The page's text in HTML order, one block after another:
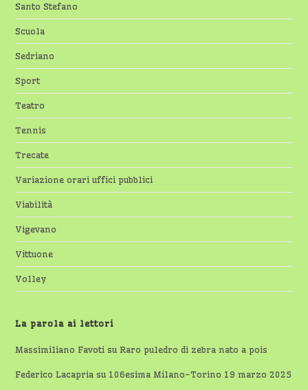
Santo Stefano
Scuola
Sedriano
Sport
Teatro
Tennis
Trecate
Variazione orari uffici pubblici
Viabilità
Vigevano
Vittuone
Volley
La parola ai lettori
Massimiliano Favoti suRaro puledro di zebra nato a pois
Federico Lacapria su 106esima Milano-Torino 19 marzo 2025